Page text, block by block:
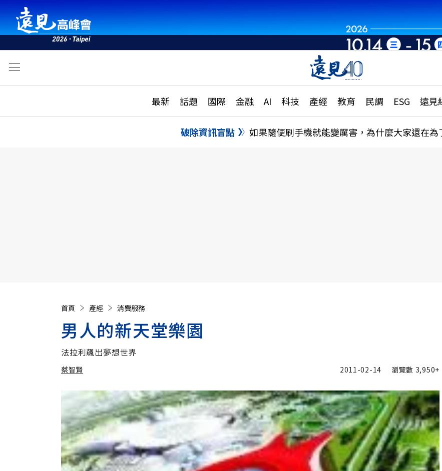
最新 話題 國際 金融 AI 科技 產經 教育 民調 ESG 遠見
活動
話題
國際
特輯
大學升學、職涯攻略
縣市施政調查全解析
破除資訊盲點 如果隨便刷手機就能變厲害，為什麼大家還在為
首頁 產經 消費服務
男人的新天堂樂園
法拉利飆出夢想世界
蔡智賢
蔡智賢 加入追蹤
2011-02-14 瀏覽數 3,950+